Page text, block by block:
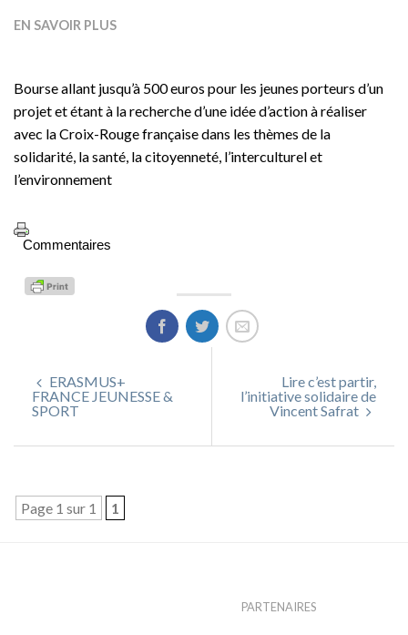
EN SAVOIR PLUS
Bourse allant jusqu’à 500 euros pour les jeunes porteurs d’un
projet et étant à la recherche d’une idée d’action à réaliser
avec la Croix-Rouge française dans les thèmes de la
solidarité, la santé, la citoyenneté, l’interculturel et
l’environnement
Commentaires
ERASMUS+
FRANCE JEUNESSE &
SPORT
Lire c’est partir,
l’initiative solidaire de
Vincent Safrat
Page 1 sur 1 1
PARTENAIRES